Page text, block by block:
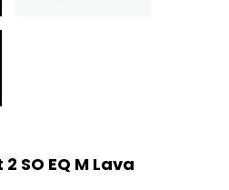
SO EQ M Lava